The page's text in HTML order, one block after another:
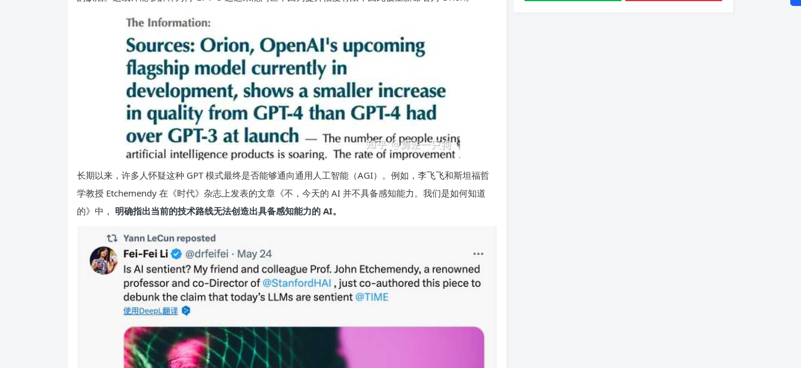
长期以来，许多人怀疑这种 GPT 模式最终是否能够通向通用人工智能（AGI）。例如，李飞飞和斯坦福哲
学教授 Etchemendy 在《时代》杂志上发表的文章《不，今天的 AI 并不具备感知能力。我们是如何知道
的》中， 明确指出当前的技术路线无法创造出具备感知能力的 AI。